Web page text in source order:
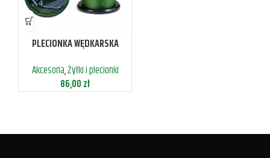
PLECIONKA WĘDKARSKA
1000M
Akcesoria,Żyłki i plecionki
86,00zł